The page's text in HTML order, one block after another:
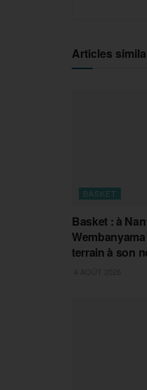
Articles
BASKET
Basket : à
terrain à son